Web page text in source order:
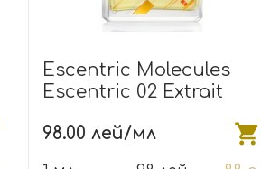
Escentric Molecules
Escentric 02 Extrait
98.00 лей/мл